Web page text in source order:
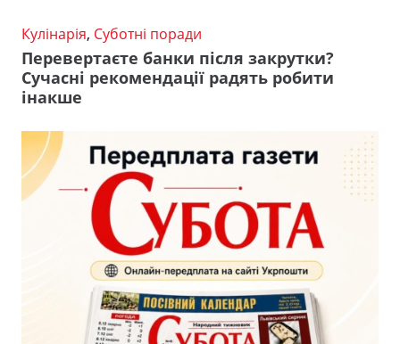
Кулінарія, Суботні поради
Перевертаєте банки після закрутки?
Сучасні рекомендації радять робити
інакше